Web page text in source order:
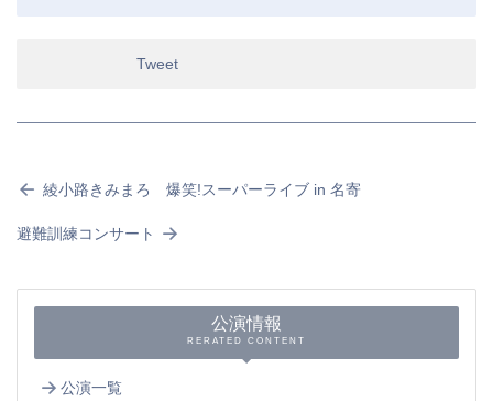
Tweet
綾小路きみまろ 爆笑!スーパーライブ in 名寄
避難訓練コンサート
公演情報
RERATED CONTENT
公演一覧